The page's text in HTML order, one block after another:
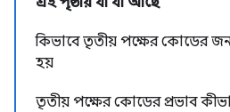
কিভাবে তৃতীয় পক্ষের কোডের
হয়
তৃতীয় পক্ষের কোডের প্রভাব